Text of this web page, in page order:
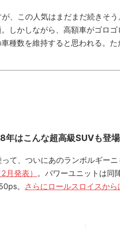
、この人気はまだまだ続きそ
しかしながら、高額車がゴロ
種数を維持すると思われる。
年はこんな超高級SUVも登
て、ついにあのランボルギーニ
月発表） 。パワーユニットは同
。 さらにロールスロイスか